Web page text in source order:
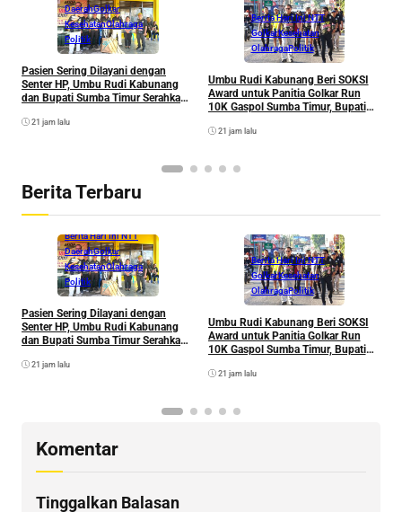
DaerahGolkar
KesehatanOlahraga
Politik
Pasien Sering Dilayani dengan
Senter HP, Umbu Rudi Kabunang
dan Bupati Sumba Timur Serahkan
21 jam lalu
Berita Hari Ini NTT
GolkarKesehatan
OlahragaPolitik
Umbu Rudi Kabunang Beri SOKSI
Award untuk Panitia Golkar Run
10K Gaspol Sumba Timur, Bupati
21 jam lalu
Berita Terbaru
Berita Hari Ini NTT
DaerahGolkar
KesehatanOlahraga
Politik
Pasien Sering Dilayani dengan
Senter HP, Umbu Rudi Kabunang
dan Bupati Sumba Timur Serahkan
21 jam lalu
Berita Hari Ini NTT
GolkarKesehatan
OlahragaPolitik
Umbu Rudi Kabunang Beri SOKSI
Award untuk Panitia Golkar Run
10K Gaspol Sumba Timur, Bupati
21 jam lalu
Komentar
Tinggalkan Balasan